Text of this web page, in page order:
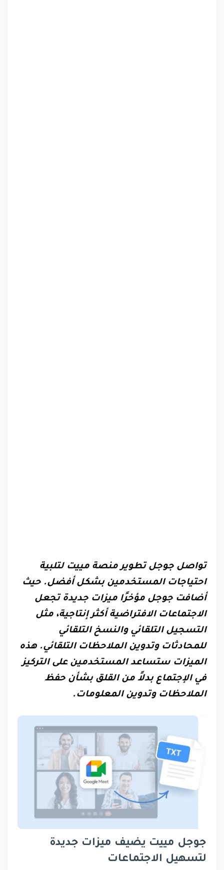
تواصل جوجل تطوير منصة مييت لتلبية
احتياجات المستخدمين بشكل أفضل. حيث
أضافت جوجل مؤخرًا ميزات جديدة تجعل
الاجتماعات الافتراضية أكثر إنتاجية، مثل
التسجيل التلقائي والنسخ التلقائي
للمحادثات وتدوين الملاحظات التلقائي. هذه
الميزات ستساعد المستخدمين على التركيز
في الإجتماع بدلاً من القلق بشأن حفظ
الملاحظات وتدوين المعلومات.
جوجل مييت يضيف ميزات جديدة
لتسهيل الاجتماعات